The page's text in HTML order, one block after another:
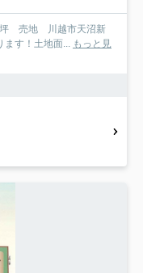
坪 売地 川越市天沼新
ます！土地面... もっと見